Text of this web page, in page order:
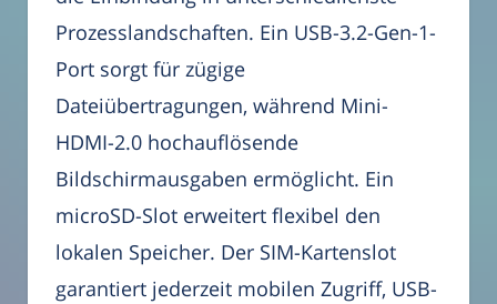
Prozesslandschaften. Ein USB-3.2-Gen-1-
Port sorgt für zügige
Dateiübertragungen, während Mini-
HDMI-2.0 hochauflösende
Bildschirmausgaben ermöglicht. Ein
microSD-Slot erweitert flexibel den
lokalen Speicher. Der SIM-Kartenslot
garantiert jederzeit mobilen Zugriff, USB-